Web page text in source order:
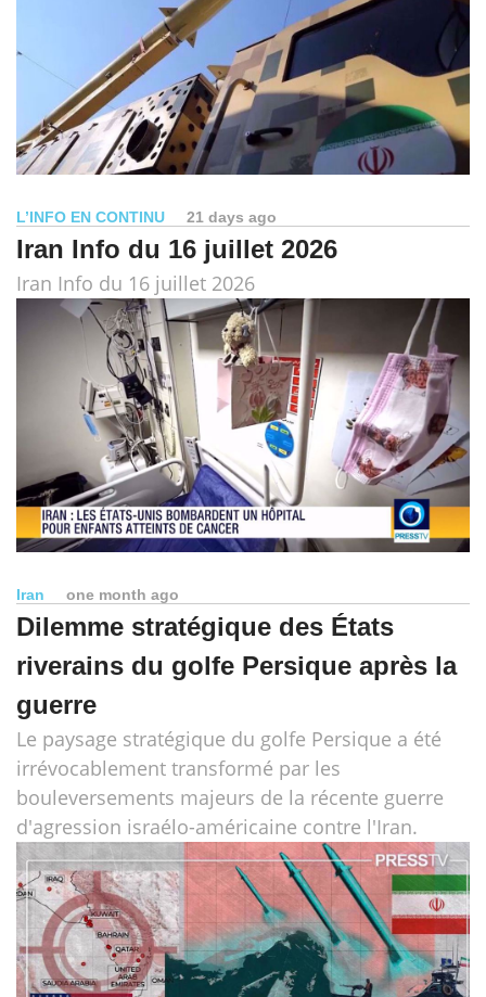
L’INFO EN CONTINU 21 days ago
Iran Info du 16 juillet 2026
Iran Info du 16 juillet 2026
Iran one month ago
Dilemme stratégique des États
riverains du golfe Persique après la
guerre
Le paysage stratégique du golfe Persique a été
irrévocablement transformé par les
bouleversements majeurs de la récente guerre
d'agression israélo-américaine contre l'Iran.